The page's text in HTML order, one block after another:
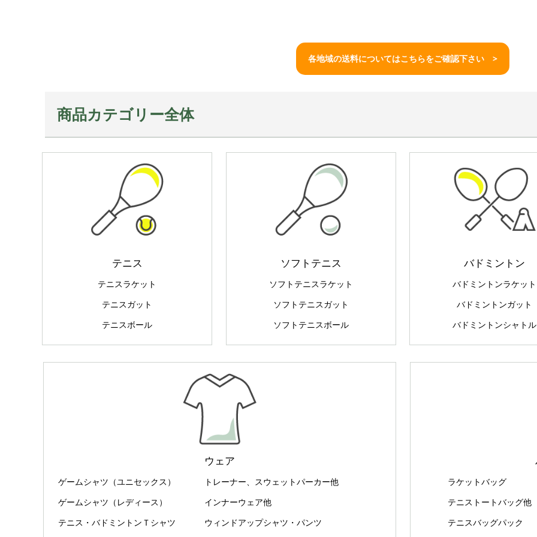
各地域の送料についてはこちらをご確認下さい >
商品カテゴリー全体
テニス
テニスラケット
テニスガット
テニスボール
ソフトテニス
ソフトテニスラケット
ソフトテニスガット
ソフトテニスボール
バドミントン
バドミントンラケット
バドミントンガット
バドミントンシャトル
ウェア
ゲームシャツ（ユニセックス）
ゲームシャツ（レディース）
テニス・バドミントンＴシャツ
トレーナー、スウェットパーカー他
インナーウェア他
ウィンドアップシャツ・パンツ
ラケットバッグ
テニストートバッグ他
テニスバッグパック